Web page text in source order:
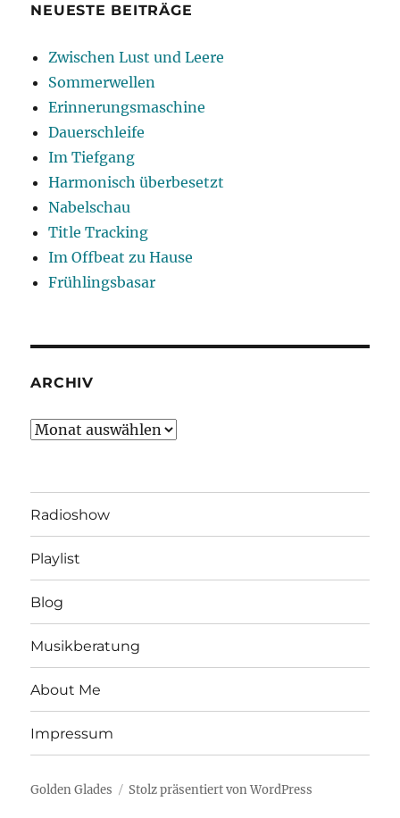
NEUESTE BEITRÄGE
Zwischen Lust und Leere
Sommerwellen
Erinnerungsmaschine
Dauerschleife
Im Tiefgang
Harmonisch überbesetzt
Nabelschau
Title Tracking
Im Offbeat zu Hause
Frühlingsbasar
ARCHIV
Archiv
Radioshow
Playlist
Blog
Musikberatung
About Me
Impressum
Golden Glades Stolz präsentiert von WordPress